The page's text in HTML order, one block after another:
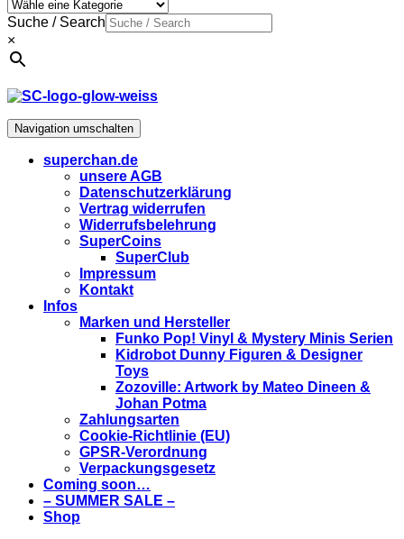
Suche / Search
×
Navigation umschalten
superchan.de
unsere AGB
Datenschutzerklärung
Vertrag widerrufen
Widerrufsbelehrung
SuperCoins
SuperClub
Impressum
Kontakt
Infos
Marken und Hersteller
Funko Pop! Vinyl & Mystery Minis Serien
Kidrobot Dunny Figuren & Designer
Toys
Zozoville: Artwork by Mateo Dineen &
Johan Potma
Zahlungsarten
Cookie-Richtlinie (EU)
GPSR-Verordnung
Verpackungsgesetz
Coming soon…
– SUMMER SALE –
Shop